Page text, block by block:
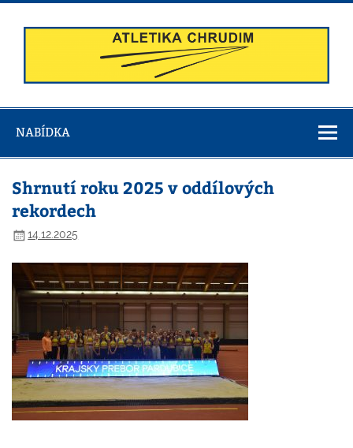
Skip
content
Chrudim
NABÍDKA
Shrnutí roku 2025 v oddílových
rekordech
14.12.2025